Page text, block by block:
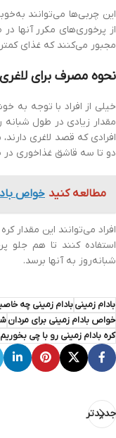
این چربی‌ها می‌توانند
از پرخوری‌های مکرر آنها
مجبور می‌کنند که غذای
نحوه مصرف برای لاغری
خیلی از افراد با توجه به
مقدار زیادی در طول شبانه
افرادی که قصد لاغری دارند،
دو تا سه قاشق غذاخوری در
مطالعه کنید خواص
افراد می‌توانند این مقدار
استفاده کنند تا هم جلو
شبانه‌روز به آنها برسد.
بادام زمینیبادام زمینی چه
خواص بادام زمینی برای مردان
کره بادام زمینی رو با چی بخوریم
جدیدتر